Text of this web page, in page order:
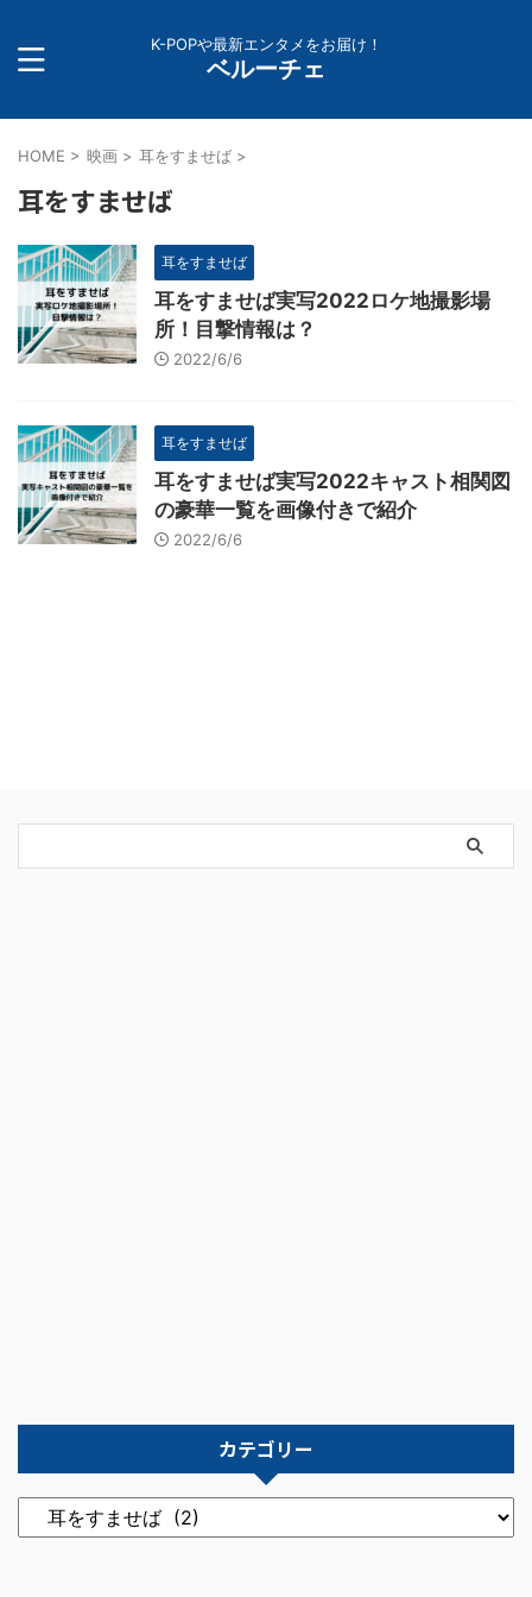
K-POPや最新エンタメをお届け！
ベルーチェ
HOME > 映画 > 耳をすませば >
耳をすませば
耳をすませば
耳をすませば実写2022ロケ地撮影場
所！目撃情報は？
2022/6/6
耳をすませば
耳をすませば実写2022キャスト相関図
の豪華一覧を画像付きで紹介
2022/6/6
カテゴリー